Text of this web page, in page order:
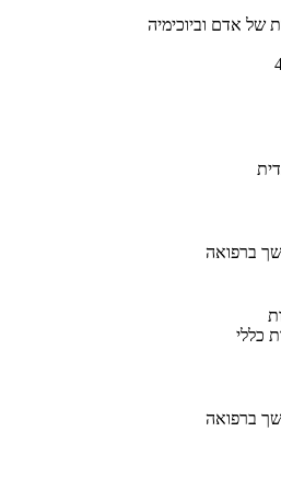
של אדם וביוכימיה
ברפואה
כללי
ברפואה